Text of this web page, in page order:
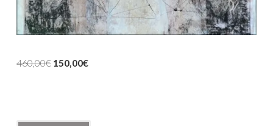
460,00€ Le
150,00€Le